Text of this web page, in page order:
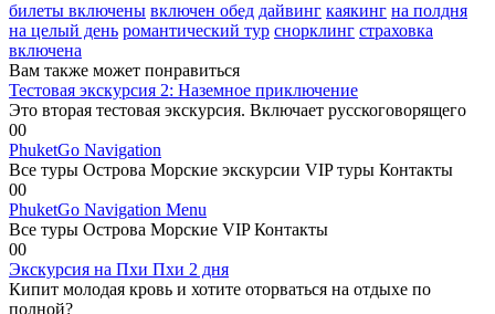
билеты включены включен обед дайвинг каякинг на полдня
на целый день романтический тур снорклинг страховка
включена
Вам также может понравиться
Тестовая экскурсия 2: Наземное приключение
Это вторая тестовая экскурсия. Включает русскоговорящего
00
PhuketGo Navigation
Все туры Острова Морские экскурсии VIP туры Контакты
00
PhuketGo Navigation Menu
Все туры Острова Морские VIP Контакты
00
Экскурсия на Пхи Пхи 2 дня
Кипит молодая кровь и хотите оторваться на отдыхе по
полной?